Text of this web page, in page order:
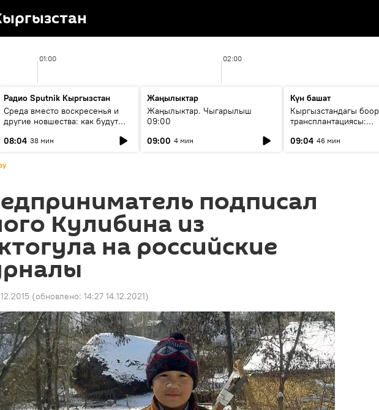
01:00 02:00
Радио Sputnik Кыргызстан
Среда вместо воскресенья и
другие новшества: как будут
08:04 38 мин
Жаңылыктар
Жаңылыктар. Чыгарылыш
09:00
09:00 4 мин
Күн башат
Кыргызстандагы боор
трансплантациясы:
келечеги
09:04 46 мин
подписал
Кулибина из
на российские
(обновлено: 14:27 14.12.2021)